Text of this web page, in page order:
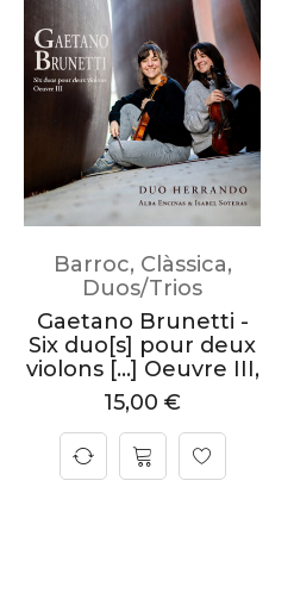
Barroc, Clàssica,
Duos/Trios
Gaetano Brunetti -
Six duo[s] pour deux
violons […] Oeuvre III,
15,00 €